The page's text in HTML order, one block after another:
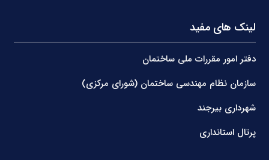
لینک های مفید
دفتر امور مقررات ملی ساختمان
سازمان نظام مهندسی ساختمان (شورای مرکزی)
شهرداری بیرجند
پرتال استانداری